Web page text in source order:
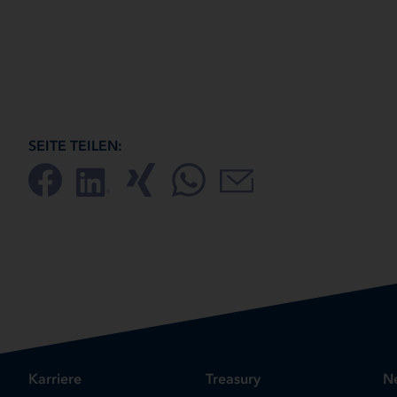
SEITE TEILEN:
Karriere Treasury